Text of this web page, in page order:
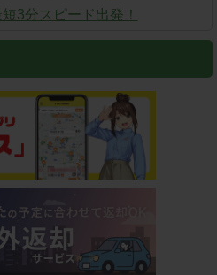
3分スピード出発！